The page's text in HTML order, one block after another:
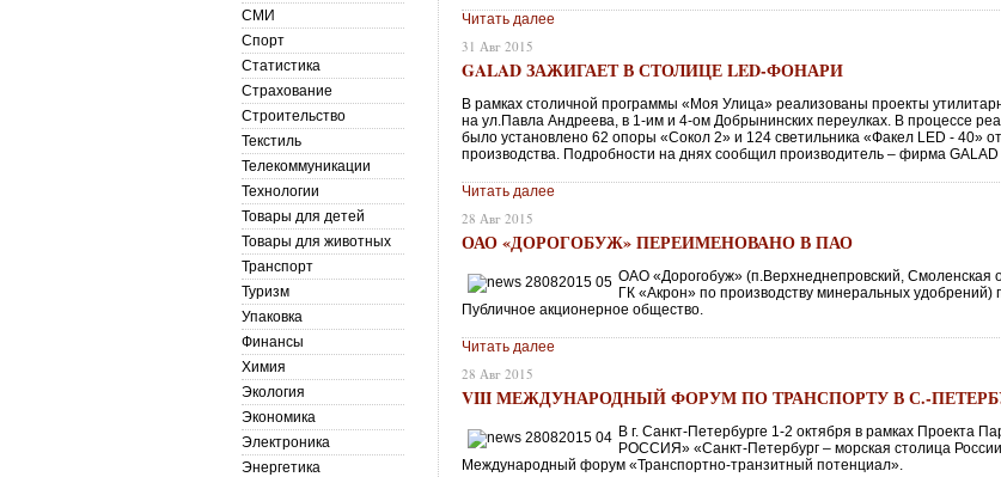
Читать далее
31 Авг 2015
GALAD ЗАЖИГАЕТ В СТОЛИЦЕ LED-ФОНАРИ
В рамках столичной программы «Моя Улица» реализованы проекты
на ул.Павла Андреева, в 1-им и 4-ом Добрынинских переулках. В процессе
было установлено 62 опоры «Сокол 2» и 124 светильника «Факел LED - 40»
производства. Подробности на днях сообщил производитель – фирма GALAD
Читать далее
28 Авг 2015
ОАО «ДОРОГОБУЖ» ПЕРЕИМЕНОВАНО В ПАО
ОАО «Дорогобуж» (п.Верхнеднепровский, Смоленская
ГК «Акрон» по производству минеральных удобрений)
Публичное акционерное общество.
Читать далее
28 Авг 2015
VIII МЕЖДУНАРОДНЫЙ ФОРУМ ПО ТРАНСПОРТУ В С.-
В г. Санкт-Петербурге 1-2 октября в рамках Проекта
РОССИЯ» «Санкт-Петербург – морская столица
Международный форум «Транспортно-транзитный потенциал».
СМИ
Спорт
Статистика
Страхование
Строительство
Текстиль
Телекоммуникации
Технологии
Товары для детей
Товары для животных
Транспорт
Туризм
Упаковка
Финансы
Химия
Экология
Экономика
Электроника
Энергетика